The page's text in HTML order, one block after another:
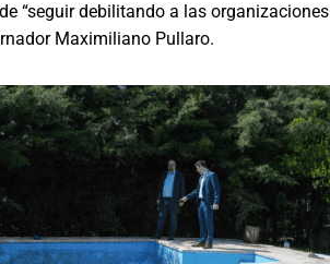
“seguir debilitando a las
Maximiliano Pullaro.